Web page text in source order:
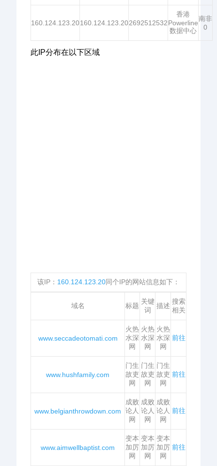
160.124.123.20160.124.123.202692512532
香港
Powerline
数据中心
南非
0
此IP分布在以下区域
该IP： 160.124.123.20同个IP的网站信息如下：
域名 标题
关键
词
描述
搜索
相关
www.seccadeotomati.com
火热
水深
网
火热
水深
网
火热
水深
网
前往
www.hushfamily.com
门生
故吏
网
门生
故吏
网
门生
故吏
网
前往
www.belgianthrowdown.com
成败
论人
网
成败
论人
网
成败
论人
网
前往
www.aimwellbaptist.com
变本
加厉
网
变本
加厉
网
变本
加厉
网
前往